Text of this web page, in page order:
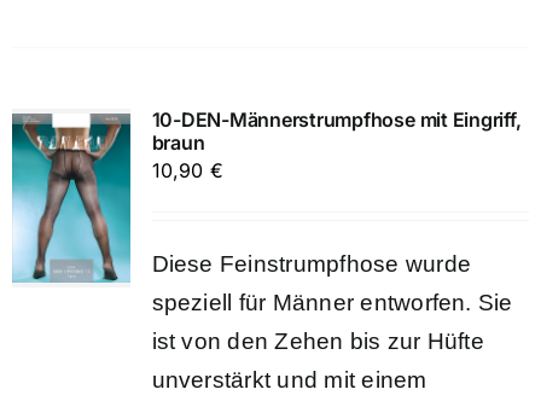
10-DEN-Männerstrumpfhose mit Eingriff,
braun
10,90 €
Diese Feinstrumpfhose wurde
speziell für Männer entworfen. Sie
ist von den Zehen bis zur Hüfte
unverstärkt und mit einem